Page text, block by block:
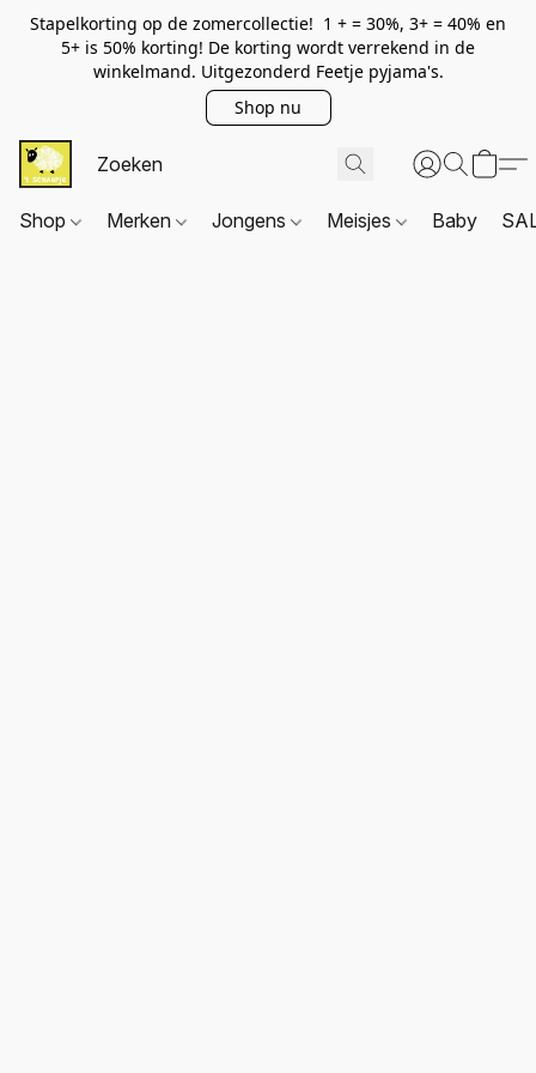
Stapelkorting op de zomercollectie! 1 + = 30%, 3+ = 40% en
5+ is 50% korting! De korting wordt verrekend in de
winkelmand. Uitgezonderd Feetje pyjama's.
Shop nu
Shop Merken Jongens Meisjes Baby